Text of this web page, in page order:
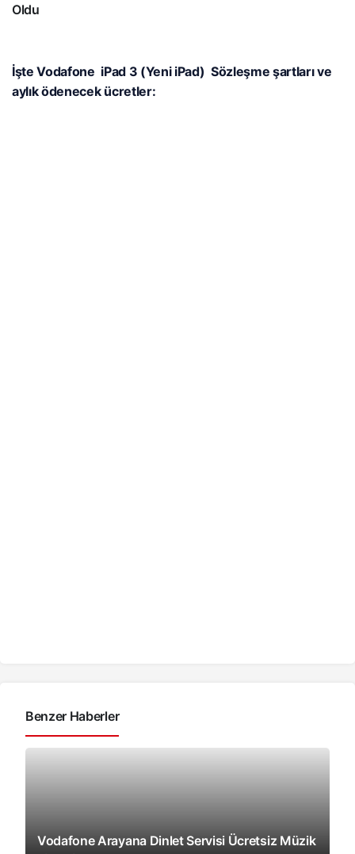
Oldu
İşte Vodafone iPad 3 (Yeni iPad) Sözleşme şartları ve
aylık ödenecek ücretler:
Benzer Haberler
Vodafone Arayana Dinlet Servisi Ücretsiz Müzik